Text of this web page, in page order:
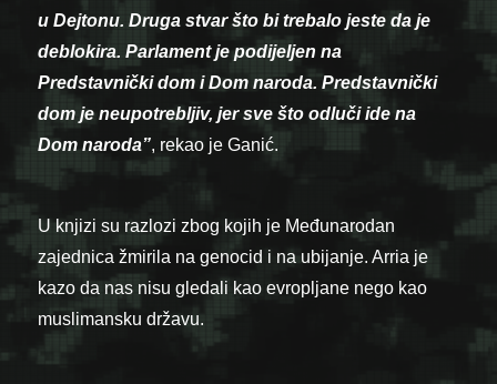
u Dejtonu. Druga stvar što bi trebalo jeste da je
deblokira. Parlament je podijeljen na
Predstavnički dom i Dom naroda. Predstavnički
dom je neupotrebljiv, jer sve što odluči ide na
Dom naroda”, rekao je Ganić.
U knjizi su razlozi zbog kojih je Međunarodan
zajednica žmirila na genocid i na ubijanje. Arria je
kazo da nas nisu gledali kao evropljane nego kao
muslimansku državu.